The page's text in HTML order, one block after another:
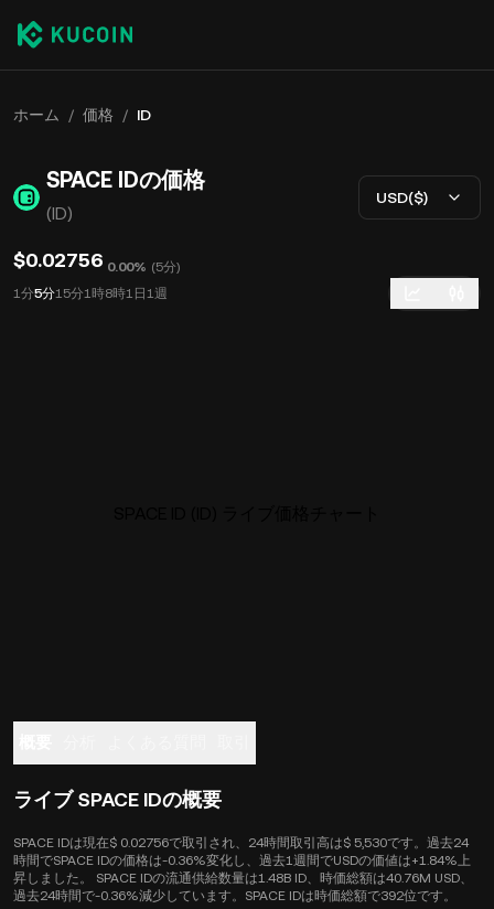
ホーム / 価格 / ID
SPACE IDの価格
(ID)
USD($)
$0.02756 0.00% (5分)
1分5分15分1時8時1日 1週
ライブ SPACE IDの概要
SPACE IDは現在$ 0.02756で取引され、24時間取引高は$ 5,530です。過去24
時間でSPACE IDの価格は-0.36%変化し、過去1週間でUSDの価値は+1.84%上
昇しました。 SPACE IDの流通供給数量は1.48B ID、時価総額は40.76M USD、
過去24時間で-0.36%減少しています。SPACE IDは時価総額で392位です。